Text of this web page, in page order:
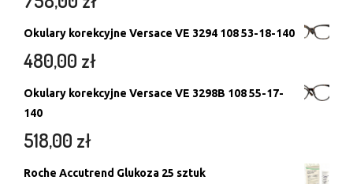
Okulary korekcyjne Versace VE 3294 108 53-18-140
480,00 zł
Okulary korekcyjne Versace VE 3298B 108 55-17-
140
518,00 zł
Roche Accutrend Glukoza 25 sztuk